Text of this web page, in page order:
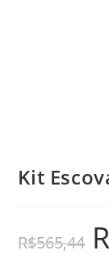
Kit
R$565,44